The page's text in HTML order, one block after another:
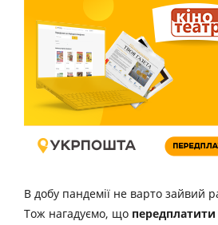
В добу пандемії не варто зайвий
Тож нагадуємо, що